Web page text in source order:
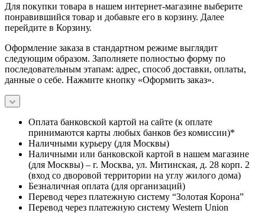
Для покупки товара в нашем интернет-магазине выберите
понравившийся товар и добавьте его в корзину. Далее
перейдите в Корзину.
Оформление заказа в стандартном режиме выглядит
следующим образом. Заполняете полностью форму по
последовательным этапам: адрес, способ доставки, оплаты,
данные о себе. Нажмите кнопку «Оформить заказ».
Оплата банковской картой на сайте (к оплате
принимаются карты любых банков без комиссии)*
Наличными курьеру (для Москвы)
Наличными или банковской картой в нашем магазине
(для Москвы) – г. Москва, ул. Митинская, д. 28 корп. 2
(вход со дворовой территории на углу жилого дома)
Безналичная оплата (для организаций)
Перевод через платежную систему “Золотая Корона”
Перевод через платежную систему Western Union